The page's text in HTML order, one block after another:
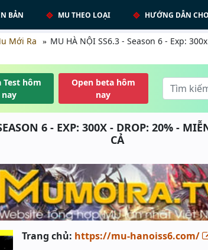
BẢN MU THEO LOẠI HƯỚNG DẪN
Mới Ra
MU HÀ NỘI SS6.3 - Season 6 - Exp:
Test hôm
nay
Open beta hôm
nay
6 - EXP: 300X - DROP: 20% -
CẢ
Trang chủ: https://mu-hanoiss6.com/